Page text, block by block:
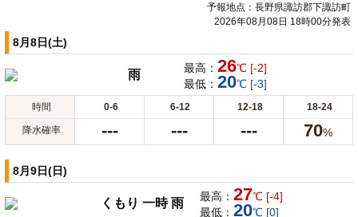
予報地点：長野県諏訪郡下諏訪町
2026年08月08日 18時00分発表
8月8日(土)
雨 最高： 26℃ [-2]
最低： 20℃ [-3]
時間 0-6 6-12 12-18 18-24
降水確率 --- --- --- 70%
8月9日(日)
くもり 一時 雨 最高： 27℃ [-4]
最低： 20℃ [0]